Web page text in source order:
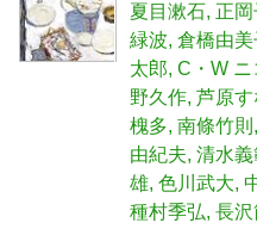
夏目漱石 正岡
緑波 倉橋由美
太郎 C・W ニ
野久作 芦原す
槐多 南條竹則
由紀夫 清水義
雄 色川武大
種村季弘 長沢